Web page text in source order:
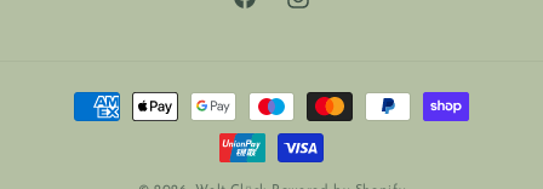
FacebookInstagram
Zahlungsmethoden